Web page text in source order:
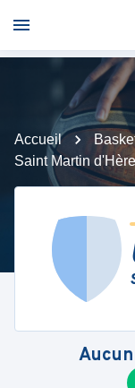
Accueil
Saint Martin